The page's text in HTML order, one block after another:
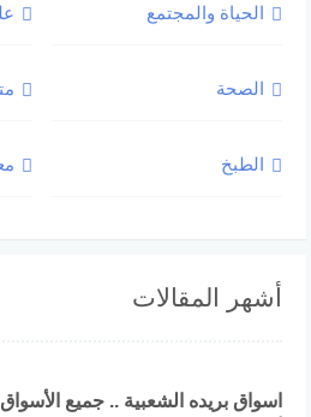
الحياة والمجتمع
الصحة
الطبخ
أشهر المقالات
اسواق بريده الشعبية .. جميع